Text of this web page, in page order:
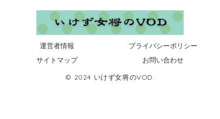
運営者情報
プライバシーポリシー
サイトマップ
お問い合わせ
© 2024 いけず女将のVOD.